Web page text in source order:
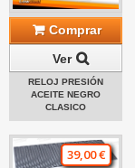
Comprar
Ver
RELOJ PRESIÓN
ACEITE NEGRO
CLASICO
39,00 €